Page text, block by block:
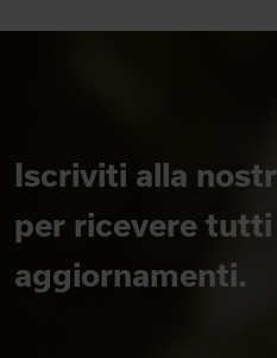
Iscriviti alla
per ricevere
aggiornamenti.